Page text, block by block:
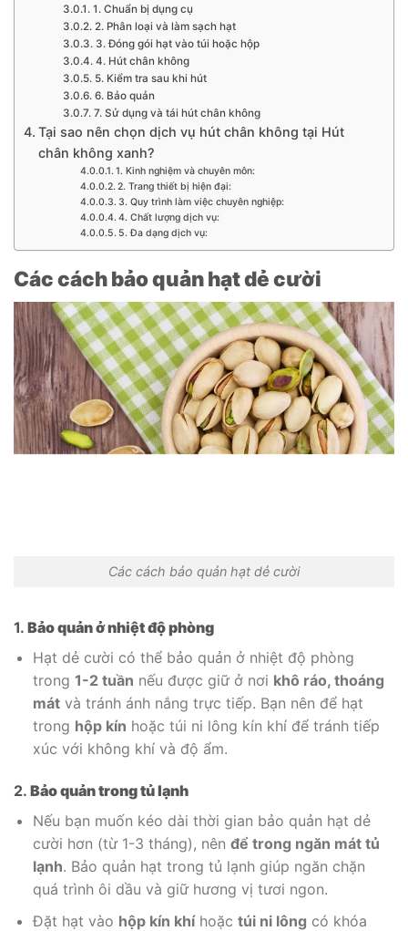
1. Chuẩn bị dụng cụ
2. Phân loại và làm sạch hạt
3. Đóng gói hạt vào túi hoặc hộp
4. Hút chân không
5. Kiểm tra sau khi hút
6. Bảo quản
7. Sử dụng và tái hút chân không
Tại sao nên chọn dịch vụ hút chân không tại Hút
chân không xanh?
1. Kinh nghiệm và chuyên môn:
2. Trang thiết bị hiện đại:
3. Quy trình làm việc chuyên nghiệp:
4. Chất lượng dịch vụ:
5. Đa dạng dịch vụ:
Các cách bảo quản hạt dẻ cười
Các cách bảo quản hạt dẻ cười
1. Bảo quản ở nhiệt độ phòng
Hạt dẻ cười có thể bảo quản ở nhiệt độ phòng
trong 1-2 tuần nếu được giữ ở nơi khô ráo, thoáng
mátvà tránh ánh nắng trực tiếp. Bạn nên để hạt
trong hộp kín hoặc túi ni lông kín khí để tránh tiếp
xúc với không khí và độ ẩm.
2. Bảo quản trong tủ lạnh
Nếu bạn muốn kéo dài thời gian bảo quản hạt dẻ
cười hơn (từ 1-3 tháng), nên để trong ngăn mát tủ
lạnh. Bảo quản hạt trong tủ lạnh giúp ngăn chặn
quá trình ôi dầu và giữ hương vị tươi ngon.
Đặt hạt vào hộp kín khíhoặc túi ni lông có khóa